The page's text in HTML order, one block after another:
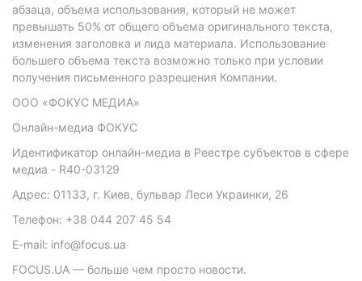
абзаца, объема использования, который не может
превышать 50% от общего объема оригинального текста,
изменения заголовка и лида материала. Использование
большего объема текста возможно только при условии
получения письменного разрешения Компании.
ООО «ФОКУС МЕДИА»
Онлайн-медиа ФОКУС
Идентификатор онлайн-медиа в Реестре субъектов в сфере
медиа - R40-03129
Адрес: 01133, г. Киев, бульвар Леси Украинки, 26
Телефон: +38 044 207 45 54
E-mail: info@focus.ua
FOCUS.UA — больше чем просто новости.